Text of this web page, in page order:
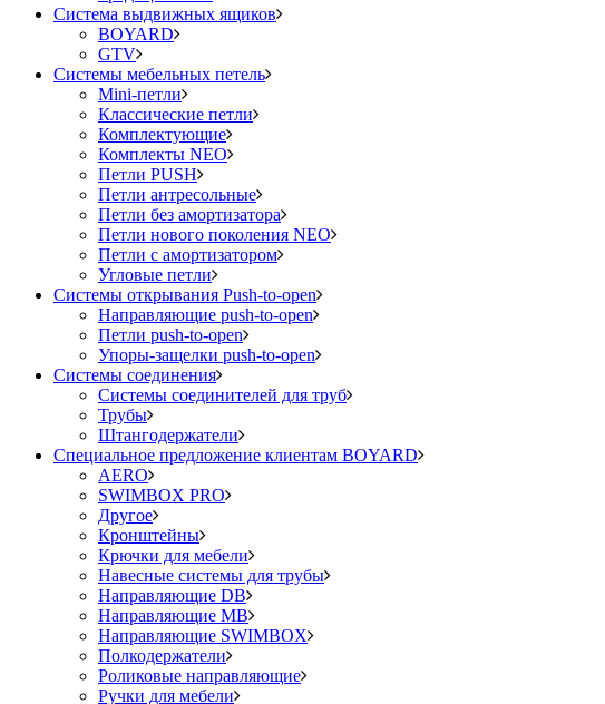
Система выдвижных ящиков
BOYARD
GTV
Системы мебельных петель
Mini-петли
Классические петли
Комплектующие
Комплекты NEO
Петли PUSH
Петли антресольные
Петли без амортизатора
Петли нового поколения NEO
Петли с амортизатором
Угловые петли
Системы открывания Push-to-open
Направляющие push-to-open
Петли push-to-open
Упоры-защелки push-to-open
Системы соединения
Системы соединителей для труб
Трубы
Штангодержатели
Специальное предложение клиентам BOYARD
AERO
SWIMBOX PRO
Другое
Кронштейны
Крючки для мебели
Навесные системы для трубы
Направляющие DB
Направляющие MB
Направляющие SWIMBOX
Полкодержатели
Роликовые направляющие
Ручки для мебели